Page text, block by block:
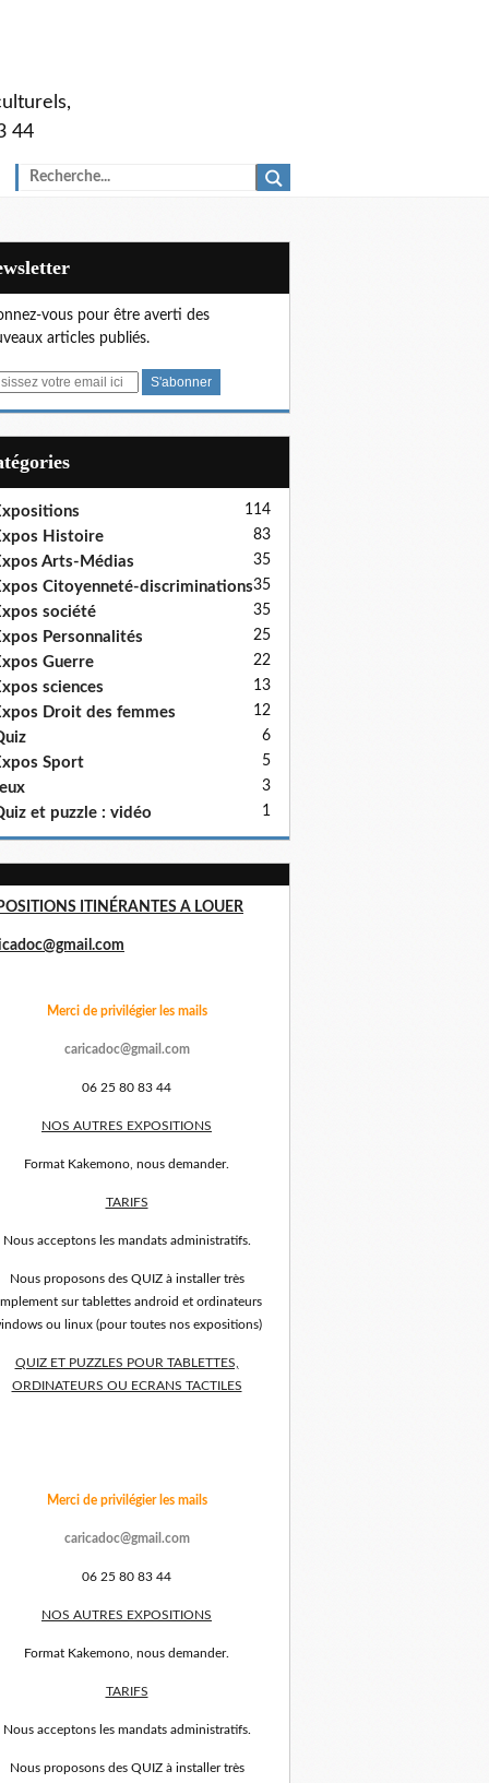
44
vous pour être averti des
articles publiés.
114
Histoire 83
Arts-Médias 35
Citoyenneté-discriminations35
société 35
Personnalités 25
Guerre 22
sciences 13
Droit des femmes 12
6
Sport 5
3
et puzzle : vidéo 1
ITINÉRANTES A LOUER
Merci de privilégier les mails
caricadoc@gmail.com
06 25 80 83 44
NOS AUTRES EXPOSITIONS
Format Kakemono, nous demander.
TARIFS
Nous acceptons les mandats administratifs.
Nous proposons des QUIZ à installer très
sur tablettes android et ordinateurs
ou linux (pour toutes nos expositions)
QUIZ ET PUZZLES POUR TABLETTES,
ORDINATEURS OU ECRANS TACTILES
Merci de privilégier les mails
caricadoc@gmail.com
06 25 80 83 44
NOS AUTRES EXPOSITIONS
Format Kakemono, nous demander.
TARIFS
Nous acceptons les mandats administratifs.
Nous proposons des QUIZ à installer très